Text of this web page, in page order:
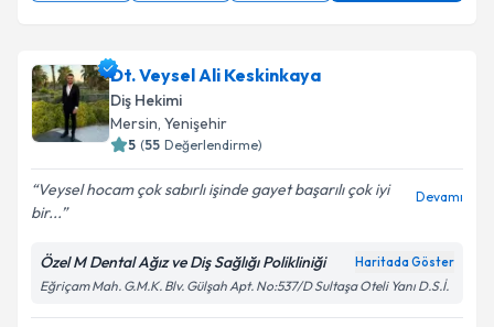
Dt. Veysel Ali Keskinkaya
Diş Hekimi
Mersin, Yenişehir
5 (55 Değerlendirme)
Veysel hocam çok sabırlı işinde gayet başarılı çok iyi
bir...
Devamı
Özel M Dental Ağız ve Diş Sağlığı Polikliniği Haritada Göster
Eğriçam Mah. G.M.K. Blv. Gülşah Apt. No:537/D Sultaşa Oteli Yanı D.S.İ.